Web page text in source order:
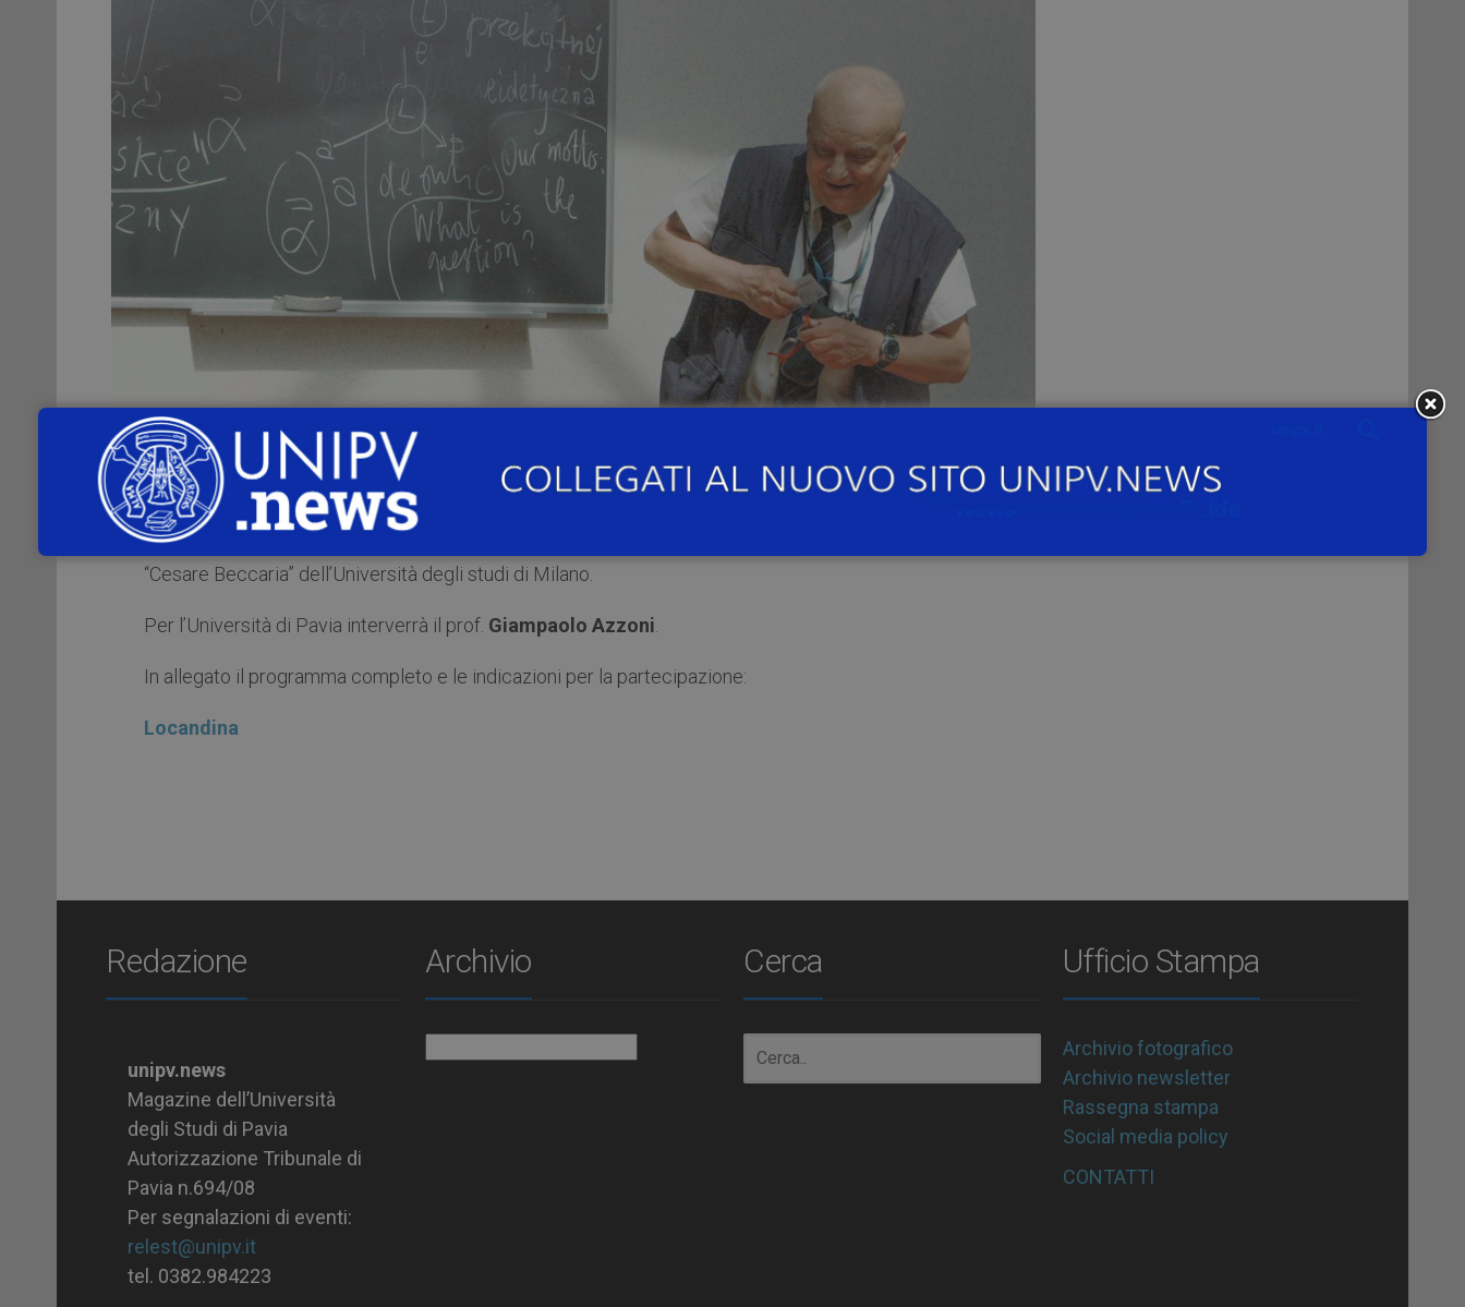
Lunedì 24 maggio 2021, alle ore 14.30
, si terrà online il seminario internazionale di deontica filosofica
in ricordo di Amedeo Giovanni Conte
School of law dell’Università degli Studi Milano Bicocca e dal Dipartimento di Scienze Giuridiche
“Cesare Beccaria” dell’Università degli studi di Milano.
Per l’Università di Pavia interverrà il prof. Giampaolo Azzoni.
In allegato il programma completo e le indicazioni per la partecipazione:
Locandina
Redazione
unipv.news
Magazine dell’Università
degli Studi di Pavia
Autorizzazione Tribunale di
Pavia n.694/08
Per segnalazioni di eventi:
relest@unipv.it
tel. 0382.984223
Archivio Cerca Ufficio Stampa
Archivio fotografico
Archivio newsletter
Rassegna stampa
Social media policy
CONTATTI